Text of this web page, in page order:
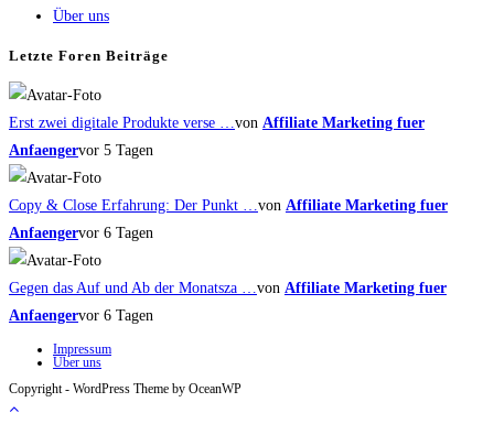
Über uns
Letzte Foren Beiträge
Erst zwei digitale Produkte verse …von Affiliate Marketing fuer
Anfaengervor 5 Tagen
Copy & Close Erfahrung: Der Punkt …von Affiliate Marketing fuer
Anfaengervor 6 Tagen
Gegen das Auf und Ab der Monatsza …von Affiliate Marketing fuer
Anfaengervor 6 Tagen
Impressum
Über uns
Copyright - WordPress Theme by OceanWP